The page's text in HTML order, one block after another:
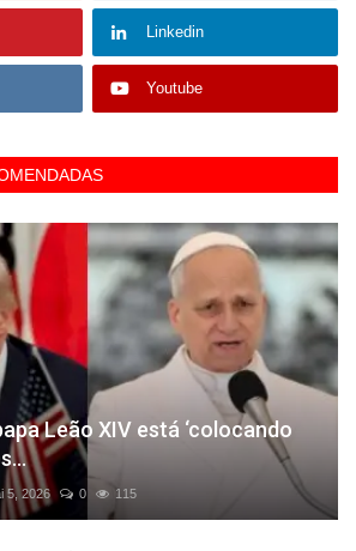
Linkedin
Youtube
Leão XIV está ‘colocando
5, 2026 0 115